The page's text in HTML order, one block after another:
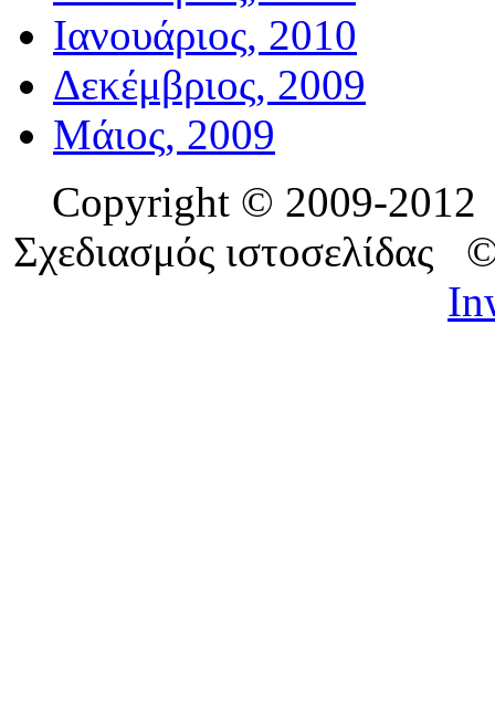
Ιανουάριος, 2010
Δεκέμβριος, 2009
Μάιος, 2009
Copyright © 2009-
Σχεδιασμός